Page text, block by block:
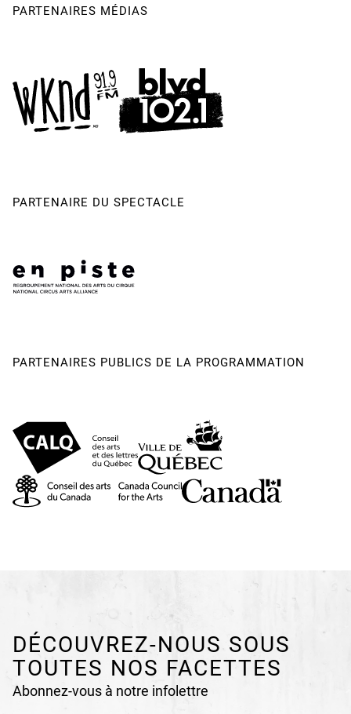
Fannie Guay, Andréanne Joubert, Françoise Lépine, Josette
Poliquin, Yue Qi, Hugues Sarra-Bournet, Rémy Savard, Yves
Simard
PARTENAIRES MÉDIAS
PARTENAIRE DU SPECTACLE
PARTENAIRES PUBLICS DE LA PROGRAMMATION
DÉCOUVREZ-NOUS SOUS
TOUTES NOS FACETTES
Abonnez-vous à notre infolettre